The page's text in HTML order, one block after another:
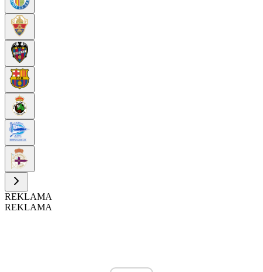
REKLAMA
REKLAMA